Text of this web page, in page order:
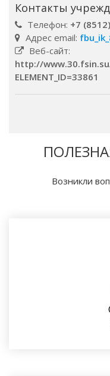
Контакты
Телефон: +7
Адрес email:
Веб-сайт:
http://
ELEMENT_ID=33861
Возникли